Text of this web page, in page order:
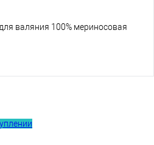
валяния 100% мериносовая